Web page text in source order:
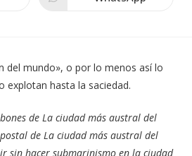
nueva
del mundo», o por lo menos así lo
explotan hasta la saciedad.
de La ciudad más austral del
de La ciudad más austral del
ir sin hacer submarinismo en la ciudad